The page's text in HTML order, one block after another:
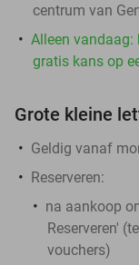
centrum van
Alleen vandaag:
gratis kans op
Grote kleine
Geldig vanaf
Reserveren:
na aankoop
Reserveren'
vouchers)